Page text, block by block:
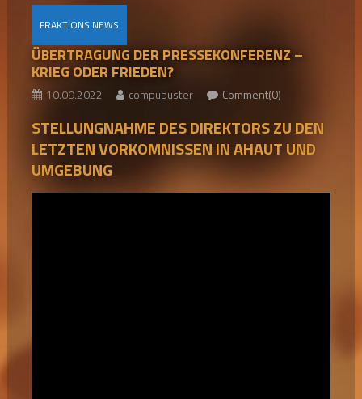
FRAKTIONS NEWS
ÜBERTRAGUNG DER PRESSEKONFERENZ –
KRIEG ODER FRIEDEN?
10.09.2022 compubuster Comment(0)
STELLUNGNAHME DES DIREKTORS ZU DEN
LETZTEN VORKOMNISSEN IN AHAUT UND
UMGEBUNG